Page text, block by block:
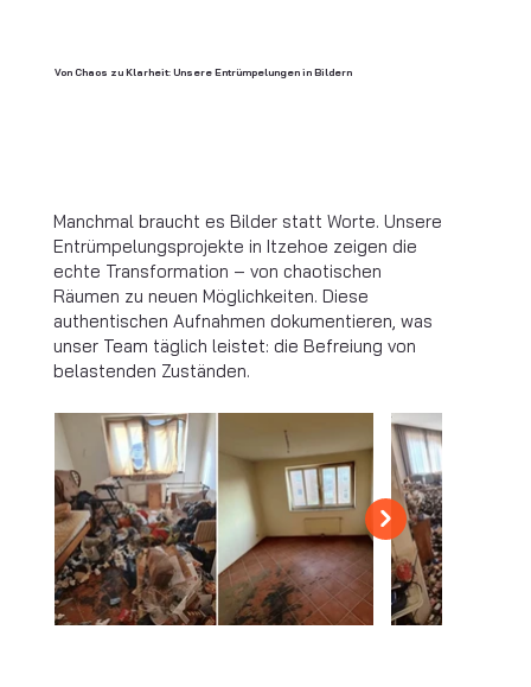
Von Chaos zu Klarheit: Unsere Entrümpelungen in Bildern
Manchmal braucht es Bilder statt Worte. Unsere
Entrümpelungsprojekte in Itzehoe zeigen die
echte Transformation – von chaotischen
Räumen zu neuen Möglichkeiten. Diese
authentischen Aufnahmen dokumentieren, was
unser Team täglich leistet: die Befreiung von
belastenden Zuständen.